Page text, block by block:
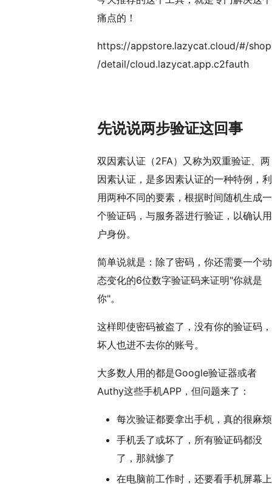
痛点的！
https://appstore.lazycat.cloud/#/shop
/detail/cloud.lazycat.app.c2fauth
先说说两步验证这回事
双因素认证（2FA）又称为双重验证、两
因素认证，是多因素认证的一种特例，利
用两种不同的要素，根据时间随机生成一
个验证码，与服务器进行验证，以确认用
户身份。
简单说就是：除了密码，你还需要一个动
态变化的6位数字验证码来证明"你就是
你"。
这样即使密码被盗了，没有你的验证码，
坏人也进不去你的账号。
大多数人用的都是Google验证器或者
Authy这些手机APP，但问题来了：
每次验证都要拿出手机，真的很麻烦
手机丢了或坏了，所有验证码都没
了，那就惨了
在电脑前工作时，还要看手机屏幕上